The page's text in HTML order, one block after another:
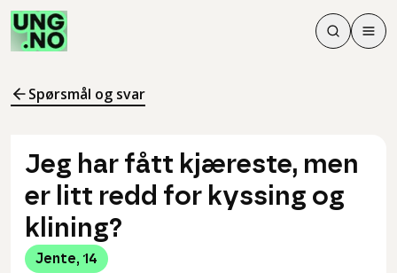
Søk
Søk
Meny
Spørsmål og svar
Jeg har fått kjæreste, men
er litt redd for kyssing og
klining?
Jente, 14